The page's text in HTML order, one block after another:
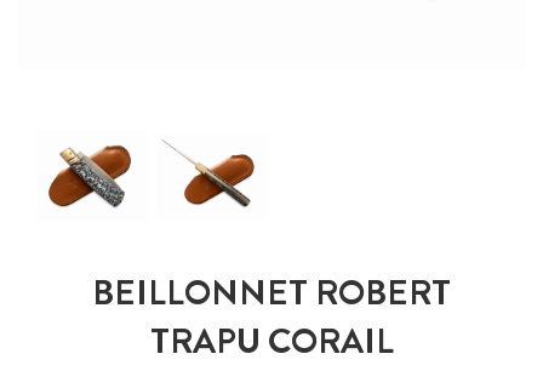
BEILLONNET ROBERT
TRAPU CORAIL